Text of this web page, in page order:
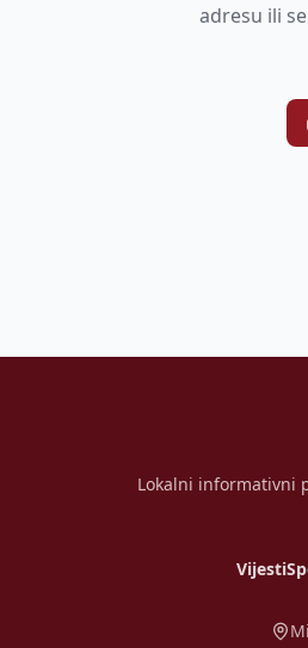
adresu ili
Lokalni informativni
Vijesti